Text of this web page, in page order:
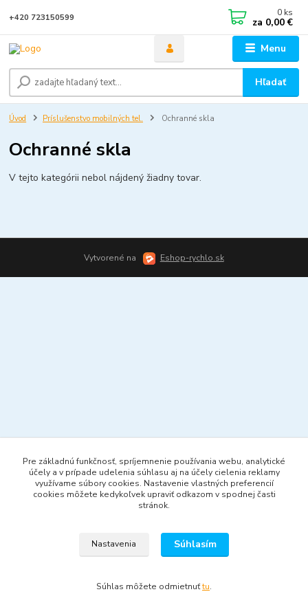
Menu
Hľadať
+420 723150599 0 ks
za 0,00 €
Úvod Príslušenstvo mobilných tel. Ochranné skla
Ochranné skla
V tejto kategórii nebol nájdený žiadny tovar.
Vytvorené na Eshop-rychlo.sk
Pre základnú funkčnosť, spríjemnenie používania webu, analytické
účely a v prípade udelenia súhlasu aj na účely cielenia reklamy
využívame súbory cookies. Nastavenie vlastných preferencií
cookies môžete kedykoľvek upraviť odkazom v spodnej časti
stránok.
Nastavenia Súhlasím
Súhlas môžete odmietnuťtu.